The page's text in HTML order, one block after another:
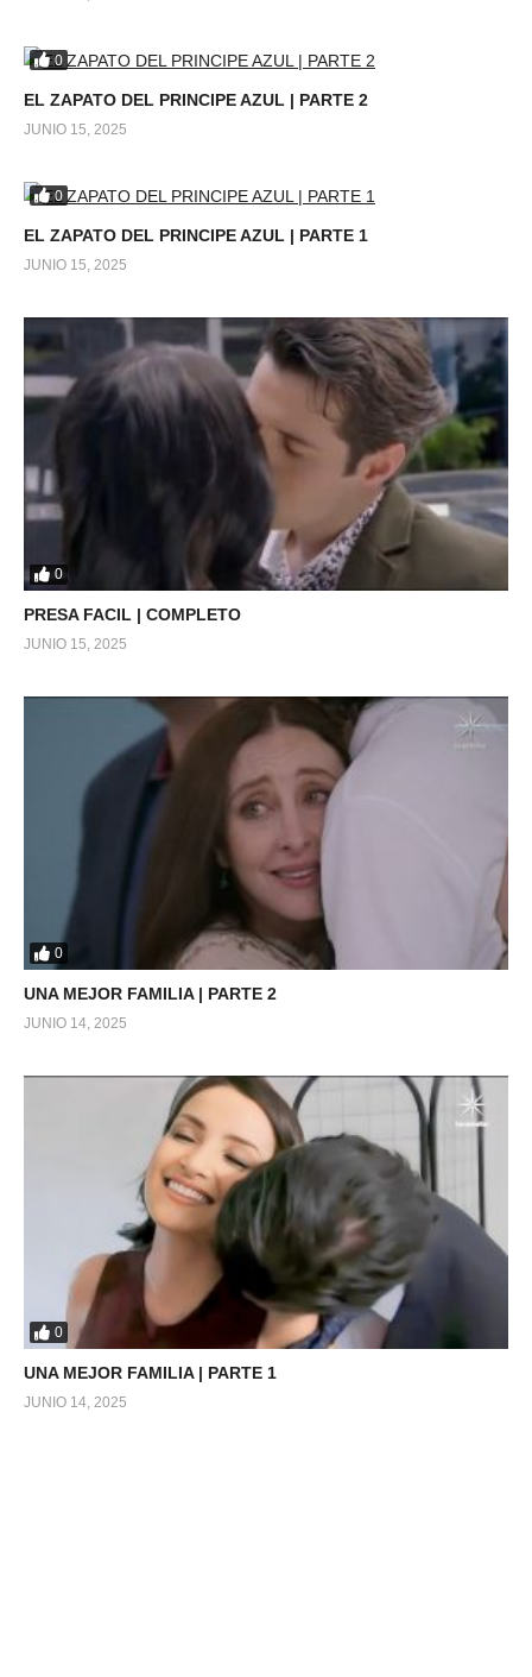
0
EL ZAPATO DEL PRINCIPE AZUL | PARTE 2
JUNIO 15, 2025
0
EL ZAPATO DEL PRINCIPE AZUL | PARTE 1
JUNIO 15, 2025
0
PRESA FACIL | COMPLETO
JUNIO 15, 2025
0
UNA MEJOR FAMILIA | PARTE 2
JUNIO 14, 2025
0
UNA MEJOR FAMILIA | PARTE 1
JUNIO 14, 2025